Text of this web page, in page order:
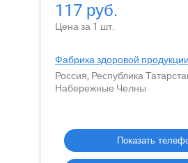
117 руб.
Цена за 1 шт.
Фабрика здоровой
Россия, Республика
Набережные Челны
Показать